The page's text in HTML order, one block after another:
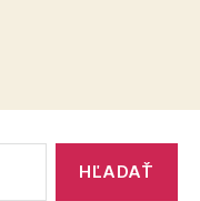
ťažkosti“